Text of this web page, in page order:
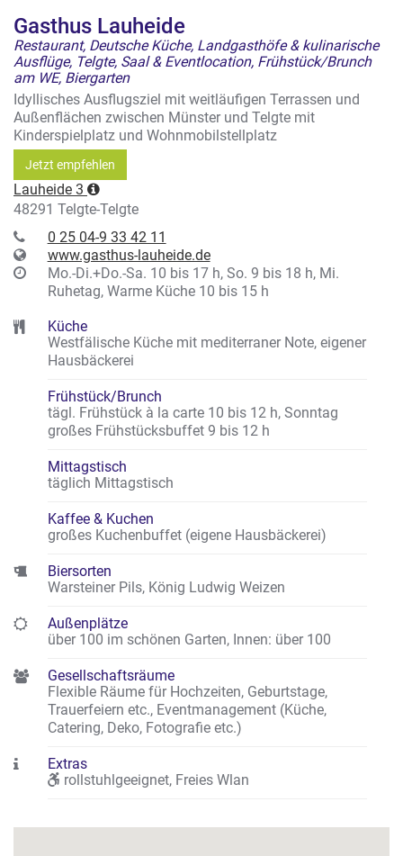
Gasthus Lauheide
Restaurant, Deutsche Küche, Landgasthöfe & kulinarische
Ausflüge, Telgte, Saal & Eventlocation, Frühstück/Brunch
am WE, Biergarten
Idyllisches Ausflugsziel mit weitläufigen Terrassen und
Außenflächen zwischen Münster und Telgte mit
Kinderspielplatz und Wohnmobilstellplatz
Jetzt empfehlen
Lauheide 3
48291 Telgte-Telgte
0 25 04-9 33 42 11
www.gasthus-lauheide.de
Mo.-Di.+Do.-Sa. 10 bis 17 h, So. 9 bis 18 h, Mi.
Ruhetag, Warme Küche 10 bis 15 h
Küche
Westfälische Küche mit mediterraner Note, eigener
Hausbäckerei
Frühstück/Brunch
tägl. Frühstück à la carte 10 bis 12 h, Sonntag
großes Frühstücksbuffet 9 bis 12 h
Mittagstisch
täglich Mittagstisch
Kaffee & Kuchen
großes Kuchenbuffet (eigene Hausbäckerei)
Biersorten
Warsteiner Pils, König Ludwig Weizen
Außenplätze
über 100 im schönen Garten, Innen: über 100
Gesellschaftsräume
Flexible Räume für Hochzeiten, Geburtstage,
Trauerfeiern etc., Eventmanagement (Küche,
Catering, Deko, Fotografie etc.)
Extras
rollstuhlgeeignet, Freies Wlan